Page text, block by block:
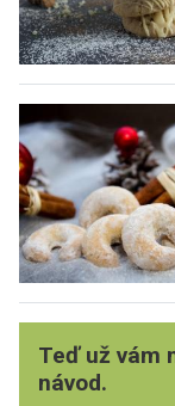
Teď už vám
návod.